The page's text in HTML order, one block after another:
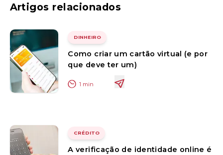
Artigos relacionados
DINHEIRO
Como criar um cartão virtual (e por
que deve ter um)
1 min
CRÉDITO
A verificação de identidade online é